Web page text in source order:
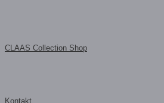
CLAAS Collection Shop
Kontakt